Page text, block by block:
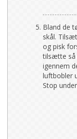
Bland de
skål.
og pisk
tilsætte så
igennem
luftbobler
Stop